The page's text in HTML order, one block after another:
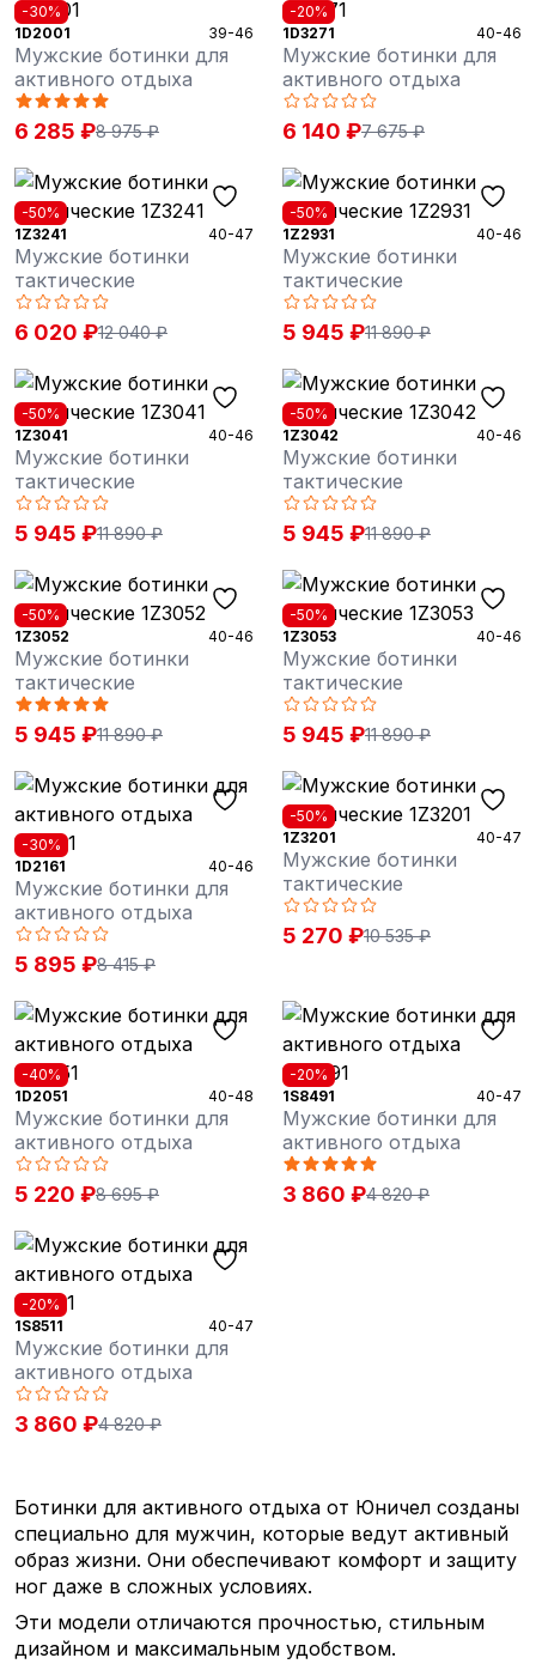
-30%
1D2001
39-46
Мужские ботинки для
активного отдыха
6 285 ₽8 975 ₽
-20%
1D3271
40-46
Мужские ботинки для
активного отдыха
6 140 ₽7 675 ₽
-50%
1Z3241
40-47
Мужские ботинки
тактические
6 020 ₽12 040 ₽
-50%
1Z2931
40-46
Мужские ботинки
тактические
5 945 ₽11 890 ₽
-50%
1Z3041
40-46
Мужские ботинки
тактические
5 945 ₽11 890 ₽
-50%
1Z3042
40-46
Мужские ботинки
тактические
5 945 ₽11 890 ₽
-50%
1Z3052
40-46
Мужские ботинки
тактические
5 945 ₽11 890 ₽
-50%
1Z3053
40-46
Мужские ботинки
тактические
5 945 ₽11 890 ₽
-30%
1D2161
40-46
Мужские ботинки для
активного отдыха
5 895 ₽8 415 ₽
-50%
1Z3201
40-47
Мужские ботинки
тактические
5 270 ₽10 535 ₽
-40%
1D2051
40-48
Мужские ботинки для
активного отдыха
5 220 ₽8 695 ₽
-20%
1S8491
40-47
Мужские ботинки для
активного отдыха
3 860 ₽4 820 ₽
-20%
1S8511
40-47
Мужские ботинки для
активного отдыха
3 860 ₽4 820 ₽
Ботинки для активного отдыха от Юничел созданы
специально для мужчин, которые ведут активный
образ жизни. Они обеспечивают комфорт и защиту
ног даже в сложных условиях.
Эти модели отличаются прочностью, стильным
дизайном и максимальным удобством.